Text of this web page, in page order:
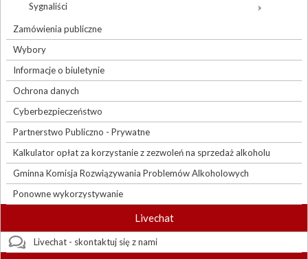
Sygnaliści
Zamówienia publiczne
Wybory
Informacje o biuletynie
Ochrona danych
Cyberbezpieczeństwo
Partnerstwo Publiczno - Prywatne
Kalkulator opłat za korzystanie z zezwoleń na sprzedaż alkoholu
Gminna Komisja Rozwiązywania Problemów Alkoholowych
Ponowne wykorzystywanie
Livechat
Livechat - skontaktuj się z nami